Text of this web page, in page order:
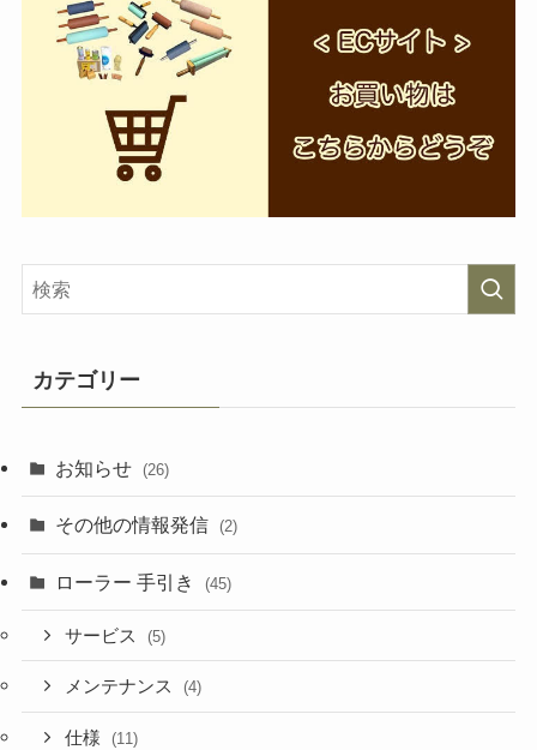
カテゴリー
お知らせ (26)
その他の情報発信 (2)
ローラー 手引き (45)
サービス (5)
メンテナンス (4)
仕様 (11)